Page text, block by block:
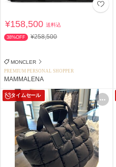
¥158,500送料込
38%OFF ¥258,500
MONCLER
PREMIUM PERSONAL SHOPPER
MAMMALENA
タイムセール